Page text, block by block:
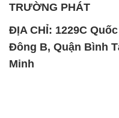
TRƯỜNG PHÁT
ĐỊA CHỈ: 1229C
Đông B, Quận Bình
Minh